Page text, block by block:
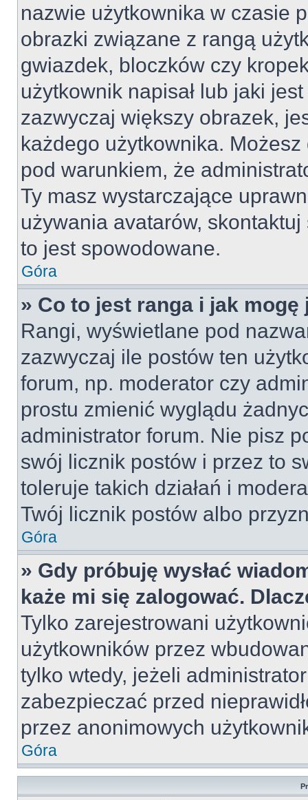
nazwie użytkownika w czasie
obrazki związane z rangą
gwiazdek, bloczków czy
użytkownik napisał lub jaki
zazwyczaj większy obrazek,
każdego użytkownika.
pod warunkiem, że
Ty masz wystarczające
używania avatarów,
to jest spowodowane.
Góra
» Co to jest ranga i jak mogę
Rangi, wyświetlane pod
zazwyczaj ile postów ten
forum, np. moderator czy
prostu zmienić wyglądu
administrator forum. Nie pisz
swój licznik postów i przez to
toleruje takich działań i
Twój licznik postów albo
Góra
» Gdy próbuję wysłać
każe mi się zalogować.
Tylko zarejestrowani
użytkowników przez
tylko wtedy, jeżeli
zabezpieczać przed
przez anonimowych
Góra